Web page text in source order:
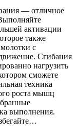
— отличное
активации
также
с
Сгибания
нагрузить
сможете
техника
роста мышц
выполнения.